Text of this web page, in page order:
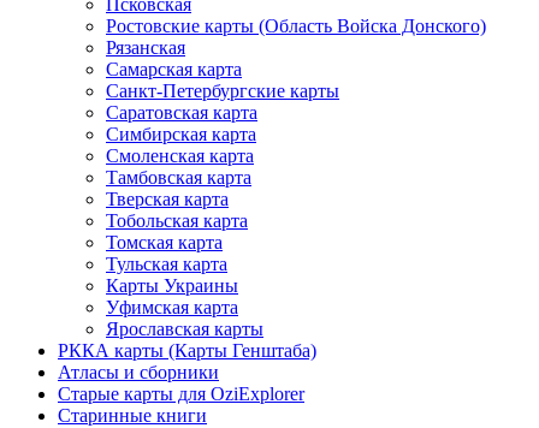
Псковская
Ростовские карты (Область Войска Донского)
Рязанская
Самарская карта
Санкт-Петербургские карты
Саратовская карта
Симбирская карта
Смоленская карта
Тамбовская карта
Тверская карта
Тобольская карта
Томская карта
Тульская карта
Карты Украины
Уфимская карта
Ярославская карты
РККА карты (Карты Генштаба)
Атласы и сборники
Старые карты для OziExplorer
Старинные книги